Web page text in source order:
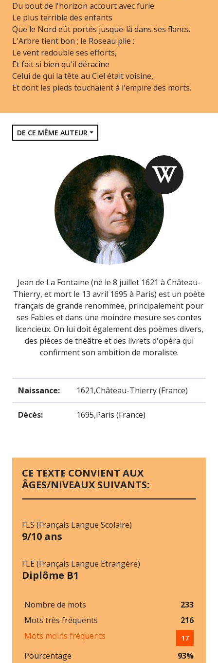
Du bout de l'horizon accourt avec furie
Le plus terrible des enfants
Que le Nord eût portés jusque-là dans ses flancs.
L'Arbre tient bon ; le Roseau plie :
Le vent redouble ses efforts,
Et fait si bien qu'il déracine
Celui de qui la tête au Ciel était voisine,
Et dont les pieds touchaient à l'empire des morts.
DE CE MÊME AUTEUR
Jean de La Fontaine (né le 8 juillet 1621 à Château-
Thierry, et mort le 13 avril 1695 à Paris) est un poète
français de grande renommée, principalement pour
ses Fables et dans une moindre mesure ses contes
licencieux. On lui doit également des poèmes divers,
des pièces de théâtre et des livrets d'opéra qui
confirment son ambition de moraliste.
Naissance: 1621,Château-Thierry (France)
Décès: 1695,Paris (France)
CE TEXTE CONVIENT AUX
ÂGES/NIVEAUX SUIVANTS:
FLS (Français Langue Scolaire)
9/10 ans
FLE (Français Langue Etrangère)
Diplôme B1
Nombre de mots
233
Mots très fréquents
216
Mots moins fréquents
17
Pourcentage 93%